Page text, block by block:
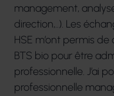
management,
direction,..). Les
HSE m’ont permis
BTS bio pour être
professionnelle. J’ai
professionnelle